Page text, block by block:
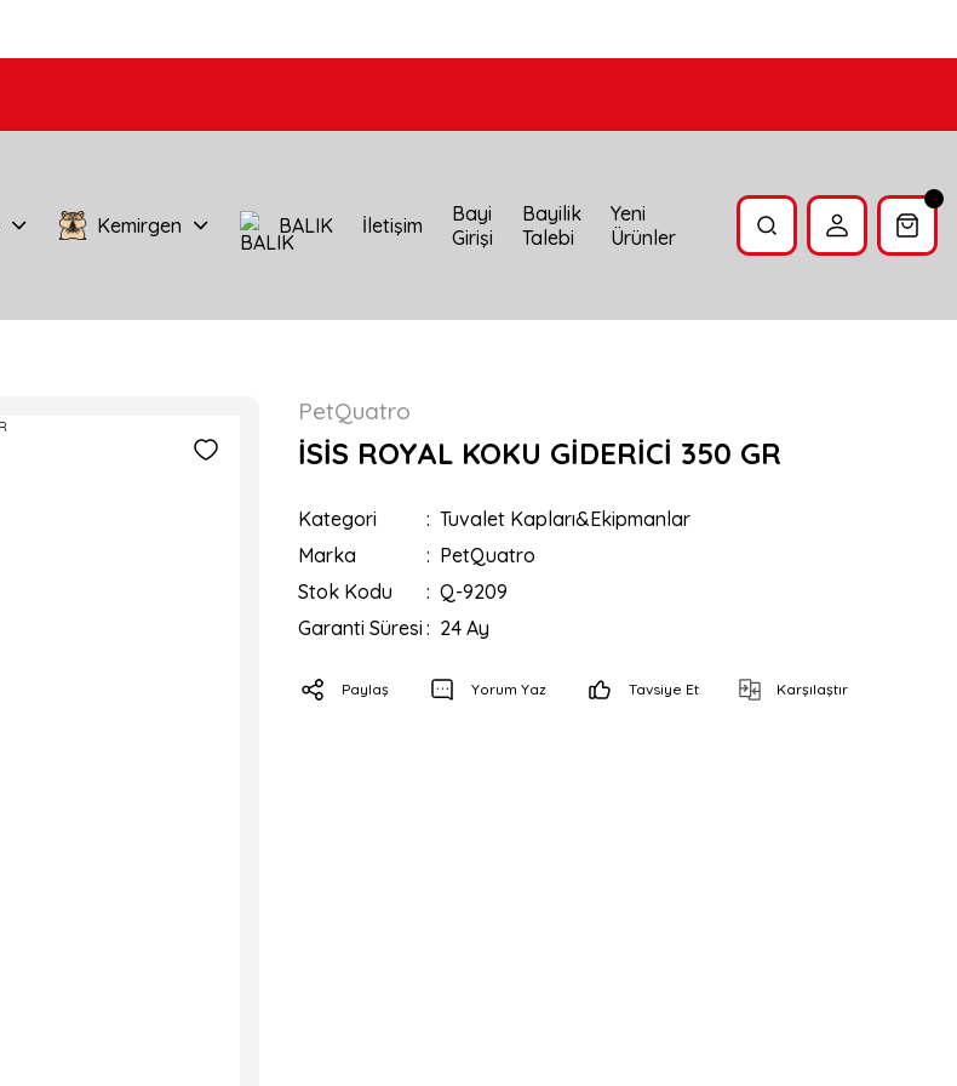
Kemirgen BALIK İletişim
Bayi
Girişi
Bayilik
Talebi
Yeni
Ürünler
PetQuatro
İSİS ROYAL KOKU GİDERİCİ 350 GR
Kategori
Tuvalet Kapları&Ekipmanlar
Marka
PetQuatro
Stok Kodu
Q-9209
Garanti Süresi
24 Ay
Paylaş Yorum Yaz Tavsiye Et Karşılaştır